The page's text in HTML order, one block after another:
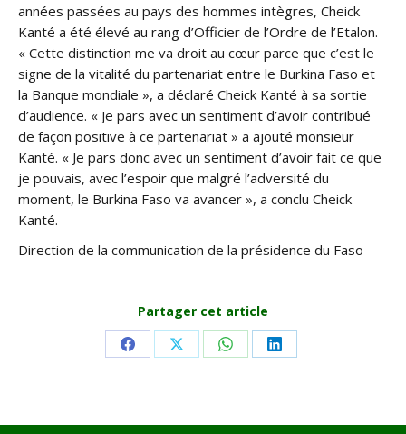
années passées au pays des hommes intègres, Cheick
Kanté a été élevé au rang d’Officier de l’Ordre de l’Etalon.
« Cette distinction me va droit au cœur parce que c’est le
signe de la vitalité du partenariat entre le Burkina Faso et
la Banque mondiale », a déclaré Cheick Kanté à sa sortie
d’audience. « Je pars avec un sentiment d’avoir contribué
de façon positive à ce partenariat » a ajouté monsieur
Kanté. « Je pars donc avec un sentiment d’avoir fait ce que
je pouvais, avec l’espoir que malgré l’adversité du
moment, le Burkina Faso va avancer », a conclu Cheick
Kanté.
Direction de la communication de la présidence du Faso
Partager cet article
Share Share Share Share